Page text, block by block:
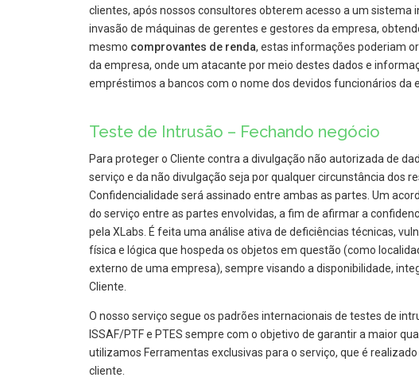
clientes, após nossos consultores obterem acesso a um
invasão de máquinas de gerentes e gestores da empresa,
mesmo comprovantes de renda, estas informações poderiam
da empresa, onde um atacante por meio destes dados e
empréstimos a bancos com o nome dos devidos funcionários da
Teste de Intrusão – Fechando negócio
Para proteger o Cliente contra a divulgação não autorizada de
serviço e da não divulgação seja por qualquer circunstância dos
Confidencialidade será assinado entre ambas as partes. Um
do serviço entre as partes envolvidas, a fim de afirmar a
pela XLabs. É feita uma análise ativa de deficiências técnicas,
física e lógica que hospeda os objetos em questão (como
externo de uma empresa), sempre visando a disponibilidade,
Cliente.
O nosso serviço segue os padrões internacionais de testes de
ISSAF/PTF e PTES sempre com o objetivo de garantir a maior
utilizamos Ferramentas exclusivas para o serviço, que é
cliente.